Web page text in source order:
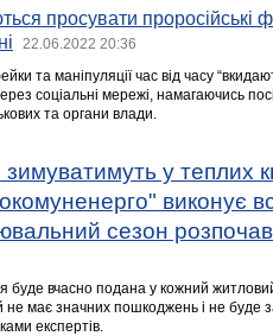
просувати проросійські
22.06.2022 20:36
та маніпуляції час від часу
соціальні мережі, намагаючись
та органи влади.
зимуватимуть у теплих
виконує
сезон
буде вчасно подана у кожний
не має значних пошкоджень і не буде
експертів.